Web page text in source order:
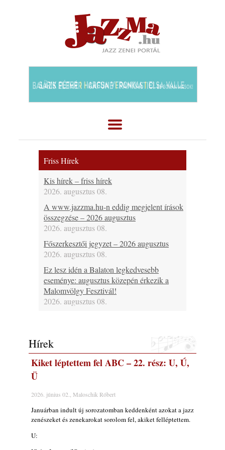
Friss Hírek
Kis hírek – friss hírek
2026. augusztus 08.
A www.jazzma.hu-n eddig megjelent írások
összegzése – 2026 augusztus
2026. augusztus 08.
Főszerkesztői jegyzet – 2026 augusztus
2026. augusztus 08.
Ez lesz idén a Balaton legkedvesebb
eseménye: augusztus közepén érkezik a
Malomvölgy Fesztivál!
2026. augusztus 08.
Dixieland Napok (Hajdúszoboszló – 2026.
augusztus 21-22-23.)
2026. augusztus 08.
2026. augusztus 08.
Fusio Group feat. Kertész Erika "New
Visions" lemezbemutató koncert
Jazz-rock albumok 1985-ből - Issei Noro
Hírek
Kiket léptettem fel ABC – 22. rész: U, Ú,
Ü
2026. június 02., Maloschik Róbert
Januárban indult új sorozatomban keddenként azokat a jazz
zenészeket és zenekarokat sorolom fel, akiket felléptettem.
U: